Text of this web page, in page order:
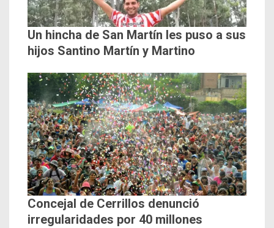
Un hincha de San Martín les puso a sus
hijos Santino Martín y Martino
Concejal de Cerrillos denunció
irregularidades por 40 millones